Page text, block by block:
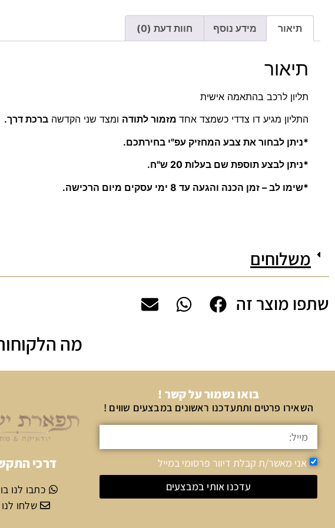
תיאור מידע נוסף חוות דעת (0)
תיאור
תליון לרכב בהתאמה אישית
התליון מגיע דו צדדי כשמצד אחד מזמור לתודה ומצד שני הקדשה ברכת דרך.
*ניתן לבחור את צבע המחזיק עפ"י בחירתכם.
*ניתן לבצע תוספת שם בעלות 20 ש"ח.
*שימו לב – זמן הכנה והגעה עד 8 ימי עסקים מיום הרכישה.
משלוחים
שתפו מוצר זה
מה
בואו נשמור על קשר !
השאירו פרטים ותתעדכנו ראשונים במבצעים שווים !
אני מאשר/ת קבלת דיוור פרסומי במייל
עדכנו אותי במבצעים
דרכי
כתבו לנו
שלחו